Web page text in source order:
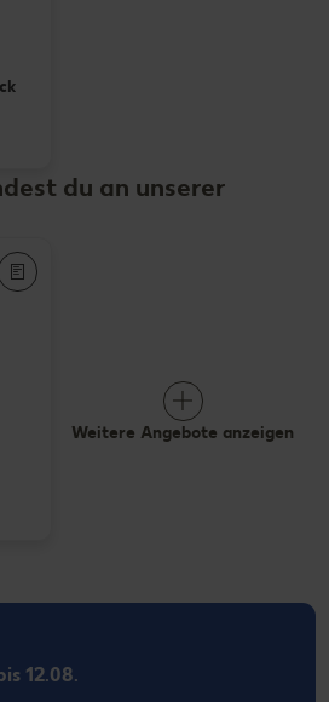
du an unserer
Weitere Angebote anzeigen
12.08.